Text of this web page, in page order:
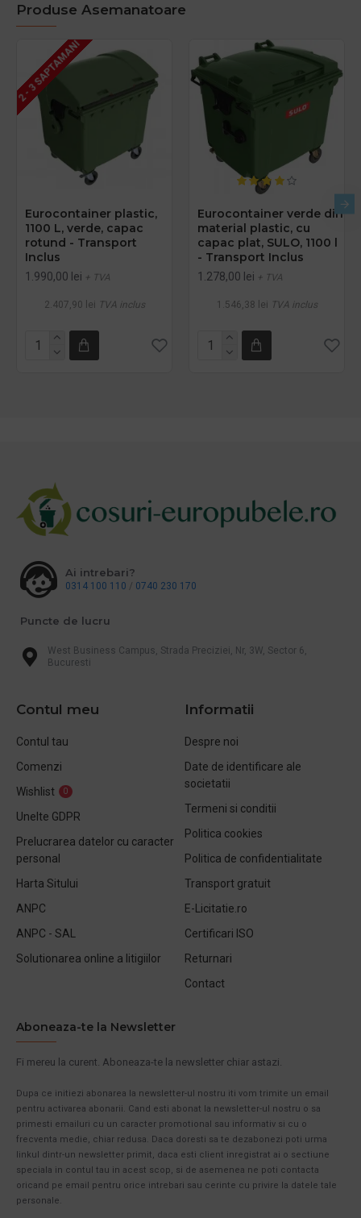
Produse Asemanatoare
2 - 3 SAPTAMANI
Eurocontainer plastic,
1100 L, verde, capac
rotund - Transport
Inclus
1.990,00 lei + TVA
2.407,90 lei TVA inclus
Eurocontainer verde din
material plastic, cu
capac plat, SULO, 1100 l
- Transport Inclus
1.278,00 lei + TVA
1.546,38 lei TVA inclus
Ai intrebari?
0314 100 110 / 0740 230 170
Puncte de lucru
West Business Campus, Strada Preciziei, Nr, 3W, Sector 6,
Bucuresti
Contul meu
Contul tau
Comenzi
Wishlist
0
Unelte GDPR
Prelucrarea datelor cu caracter
personal
Harta Sitului
ANPC
ANPC - SAL
Solutionarea online a litigiilor
Informatii
Despre noi
Date de identificare ale
societatii
Termeni si conditii
Politica cookies
Politica de confidentialitate
Transport gratuit
E-Licitatie.ro
Certificari ISO
Returnari
Contact
Aboneaza-te la Newsletter
Fi mereu la curent. Aboneaza-te la newsletter chiar astazi.
Dupa ce initiezi abonarea la newsletter-ul nostru iti vom trimite un email
pentru activarea abonarii. Cand esti abonat la newsletter-ul nostru o sa
primesti emailuri cu un caracter promotional sau informativ si cu o
frecventa medie, chiar redusa. Daca doresti sa te dezabonezi poti urma
linkul dintr-un newsletter primit, daca esti client inregistrat ai o sectiune
speciala in contul tau in acest scop, si de asemenea ne poti contacta
oricand pe email pentru orice intrebari sau cerinte cu privire la datele tale
personale.